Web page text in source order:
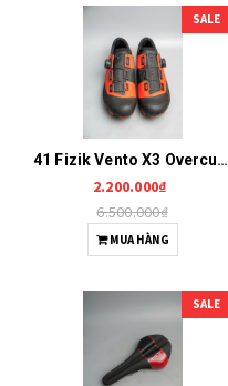
SALE
41 Fizik Vento X3 Overcurve G0183
2.200.000₫
6.500.000₫
MUA HÀNG
SALE